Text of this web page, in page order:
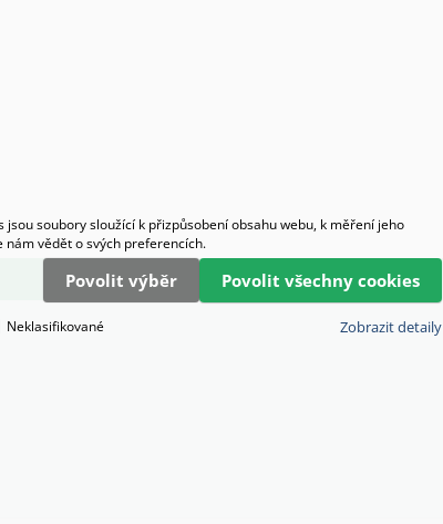
soubory sloužící k přizpůsobení obsahu webu, k měření jeho
vědět o svých preferencích.
Povolit výběr Povolit všechny cookies
Neklasifikované Zobrazit detaily